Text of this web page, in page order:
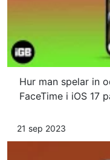
Hur man spelar in
FaceTime i iOS 17
21 sep 2023